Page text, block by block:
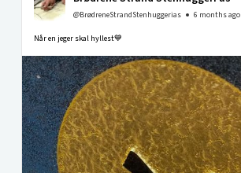
@BrødreneStrandStenhuggerias 6 months ago
Når en jeger skal hyllest💙